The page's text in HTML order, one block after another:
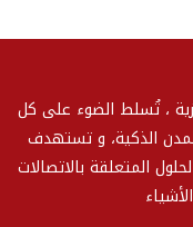
، تُسلط الضوء على كل
الذكية، و تستهدف
المتعلقة بالاتصالات